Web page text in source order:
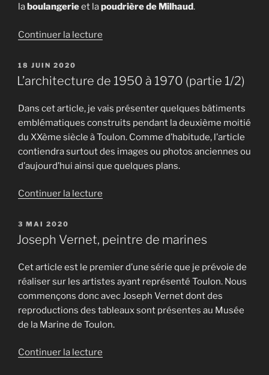
laboulangerieet lapoudrière de Milhaud.
Continuer la lecture
fouilles
à
la
base
navale
de
PUBLIÉ
LE
18 JUIN 2020
L’architecture de 1950 à 1970 (partie 1/2)
Dans cet article, je vais présenter quelques bâtiments
emblématiques construits pendant la deuxième moitié
du XXème siècle à Toulon. Comme d’habitude, l’article
contiendra surtout des images ou photos anciennes ou
d’aujourd’hui ainsi que quelques plans.
Continuer la lecture
1950
1970
(partie
1/2) »
PUBLIÉ
LE
3 MAI 2020
Joseph Vernet, peintre de marines
Cet article est le premier d’une série que je prévoie de
réaliser sur les artistes ayant représenté Toulon. Nous
commençons donc avec Joseph Vernet dont des
reproductions des tableaux sont présentes au Musée
de la Marine de Toulon.
Continuer la lecture